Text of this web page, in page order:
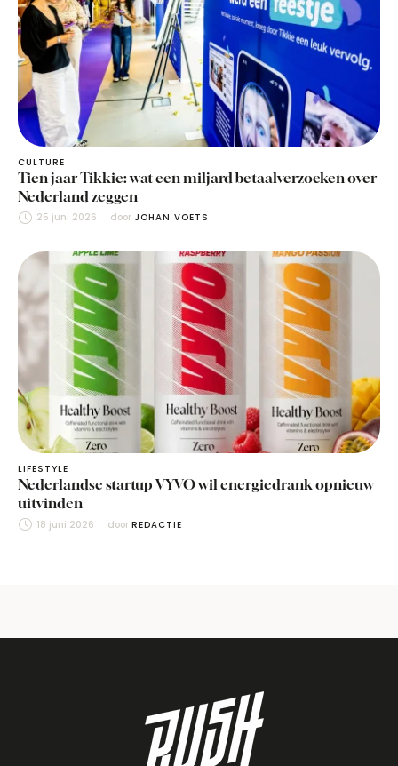
CULTURE
Tien jaar Tikkie: wat een miljard betaalverzoeken over
Nederland zeggen
25 juni 2026 door JOHAN VOETS
LIFESTYLE
Nederlandse startup VYVO wil energiedrank opnieuw
uitvinden
18 juni 2026 door REDACTIE